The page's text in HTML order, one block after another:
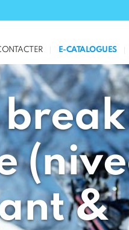
E-CATALOGUES
&